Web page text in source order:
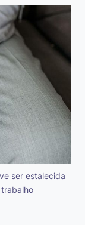
ser estalecida